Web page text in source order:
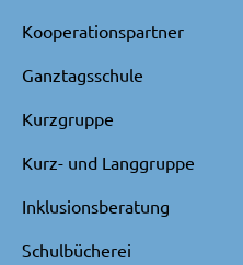
Kooperationspartner
Ganztagsschule
Kurzgruppe
Kurz- und Langgruppe
Inklusionsberatung
Schulbücherei